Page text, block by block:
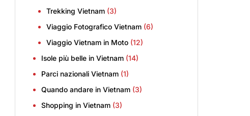
Trekking Vietnam (3)
Viaggio Fotografico Vietnam (6)
Viaggio Vietnam in Moto (12)
Isole più belle in Vietnam (14)
Parci nazionali Vietnam (1)
Quando andare in Vietnam (3)
Shopping in Vietnam (3)